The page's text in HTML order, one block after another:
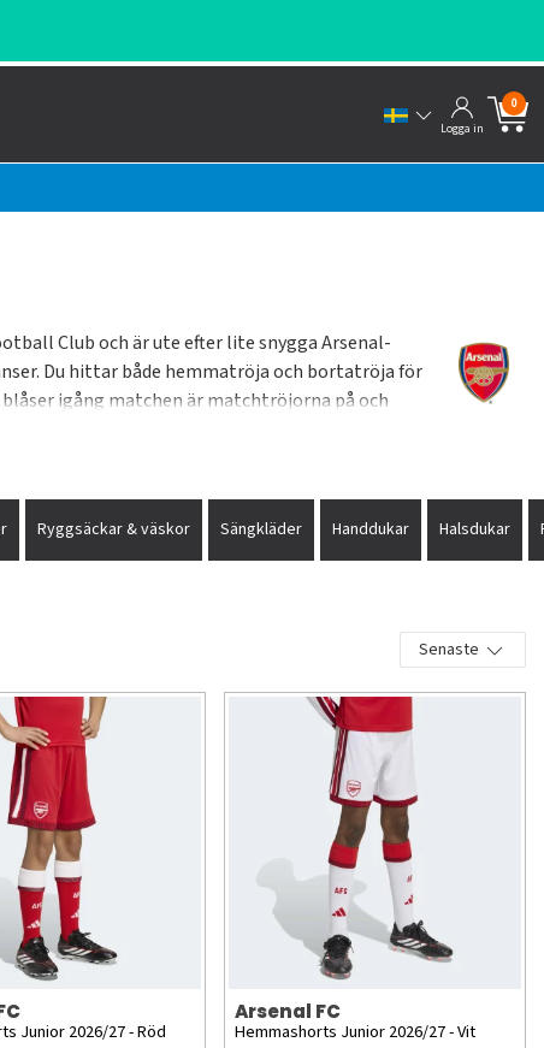
Logga in
0
Club och är ute efter lite snygga Arsenal-
Du hittar både hemmatröja och bortatröja för
igång matchen är matchtröjorna på och
Ryggsäckar & väskor Sängkläder Handdukar Halsdukar
Senaste
Junior 2026/27 - Röd
Arsenal FC
Hemmashorts Junior 2026/27 - Vit